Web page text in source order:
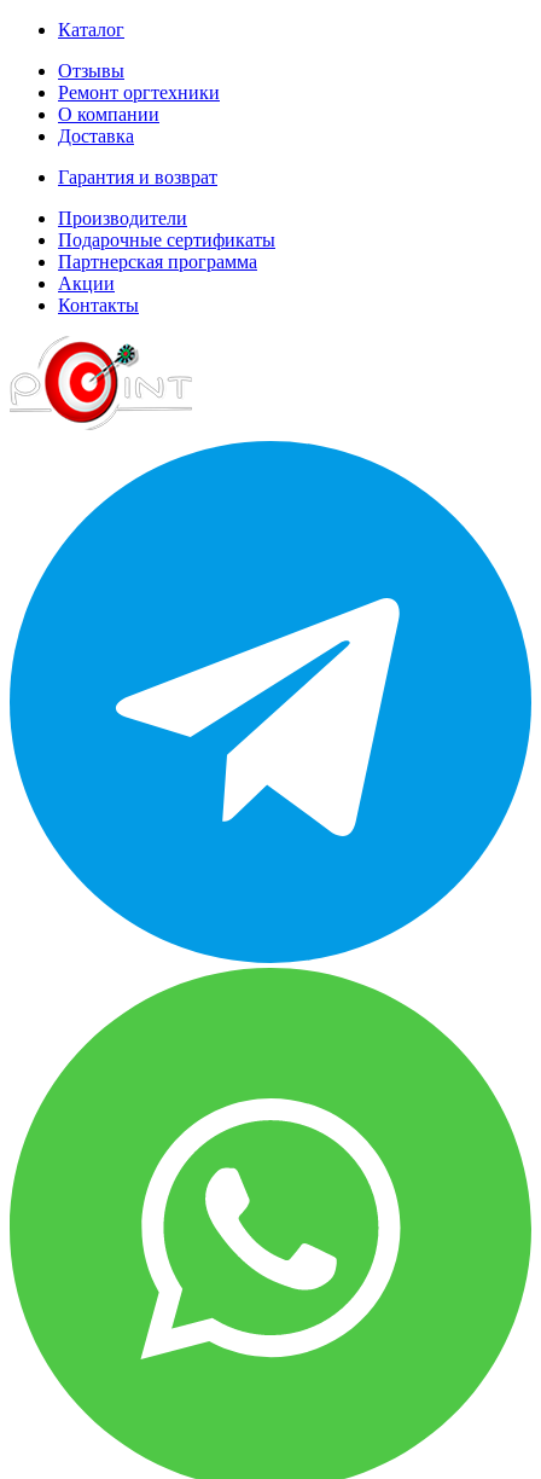
Каталог
Отзывы
Ремонт оргтехники
О компании
Доставка
Гарантия и возврат
Производители
Подарочные сертификаты
Партнерская программа
Акции
Контакты